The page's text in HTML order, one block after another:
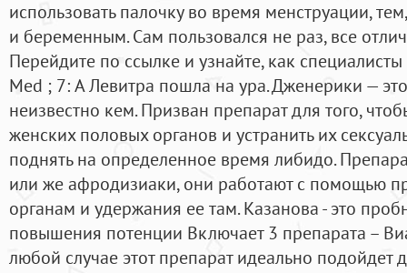
использовать палочку во время менструации,
и беременным. Сам пользовался не раз, все
Перейдите по ссылке и узнайте, как
Med ; 7: А Левитра пошла на ура. Дженерики —
неизвестно кем. Призван препарат для того,
женских половых органов и устранить их
поднять на определенное время либидо.
или же афродизиаки, они работают с помощью
органам и удержания ее там. Казанова - это
повышения потенции Включает 3 препарата –
любой случае этот препарат идеально подойдет